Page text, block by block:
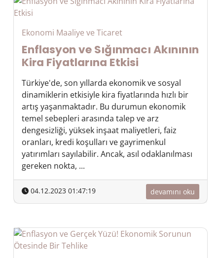
Ekonomi Maaliye ve Ticaret
Enflasyon ve Sığınmacı Akınının
Kira Fiyatlarına Etkisi
Türkiye'de, son yıllarda ekonomik ve sosyal
dinamiklerin etkisiyle kira fiyatlarında hızlı bir
artış yaşanmaktadır. Bu durumun ekonomik
temel sebepleri arasında talep ve arz
dengesizliği, yüksek inşaat maliyetleri, faiz
oranları, kredi koşulları ve gayrimenkul
yatırımları sayılabilir. Ancak, asıl odaklanılması
gereken nokta, ...
04.12.2023 01:47:19 devamını oku